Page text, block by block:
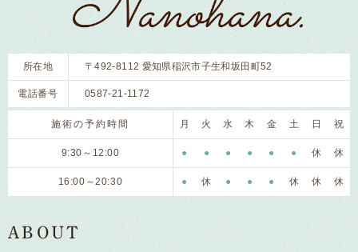
所在地 〒492-8112 愛知県稲沢市子生和坂田町52
電話番号 0587-21-1172
施術の予約時間 月 火 水 木 金 土 日 祝
9:30～12:00 ● ● ● ● ● ● 休 休
16:00～20:30 ● 休 ● ● ● 休 休 休
ABOUT